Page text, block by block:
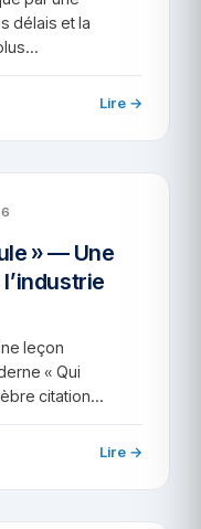
délais et la
Lire →
» — Une
leçon
« Qui
citation…
Lire →